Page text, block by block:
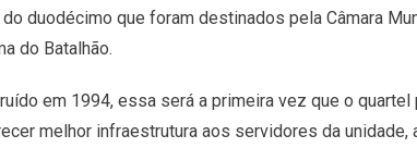
duodécimo que foram destinados pela Câmara
do Batalhão.
em 1994, essa será a primeira vez que o
melhor infraestrutura aos servidores da